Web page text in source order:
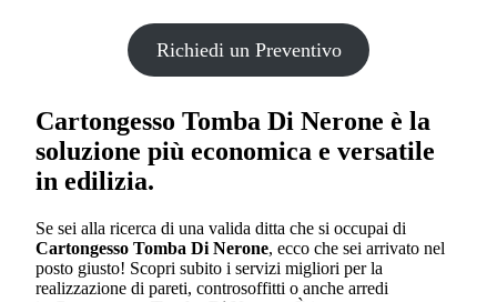
Richiedi un Preventivo
Cartongesso Tomba Di Nerone è la
soluzione più economica e versatile
in edilizia.
Se sei alla ricerca di una valida ditta che si occupai di
Cartongesso Tomba Di Nerone, ecco che sei arrivato nel
posto giusto! Scopri subito i servizi migliori per la
realizzazione di pareti, controsoffitti o anche arredi